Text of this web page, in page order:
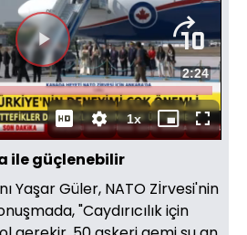
Toplam
Süre
2:24
1xOynatma
Hızı
Mini
oynatıcı
Tam
Ekran
ile güçlenebilir
Yaşar Güler, NATO Zİrvesi'nin
"Caydırıcılık için